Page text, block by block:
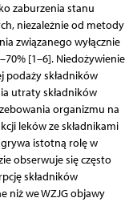
zaburzenia stanu
niezależnie od metody
związanego wyłącznie
[1–6]. Niedożywienie
podaży składników
utraty składników
organizmu na
leków ze składnikami
istotną rolę w
obserwuje się często
składników
niż we WZJG objawy